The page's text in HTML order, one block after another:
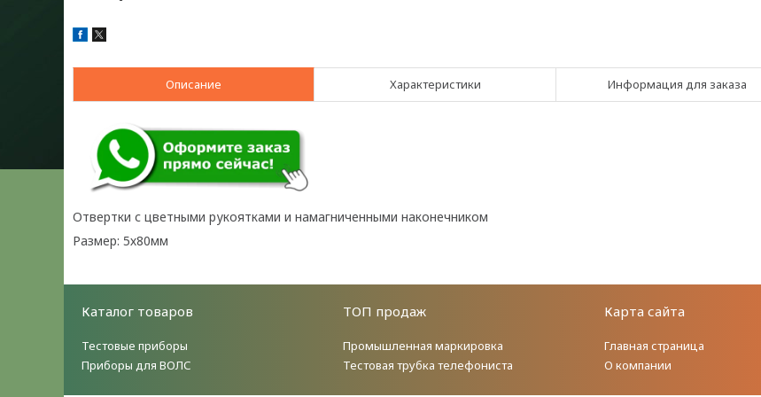
Описание Характеристики Информация для заказа
Отвертки с цветными рукоятками и намагниченными наконечником
Размер: 5х80мм
Каталог товаров
Тестовые приборы
Приборы для ВОЛС
ТОП продаж
Промышленная маркировка
Тестовая трубка телефониста
Карта сайта
Главная страница
О компании